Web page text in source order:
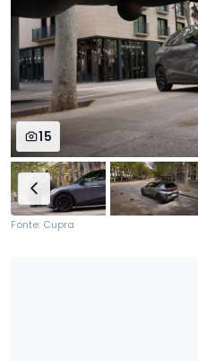
15
Fonte: Cupra